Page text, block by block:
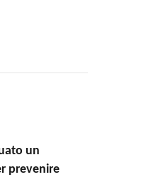
un
prevenire